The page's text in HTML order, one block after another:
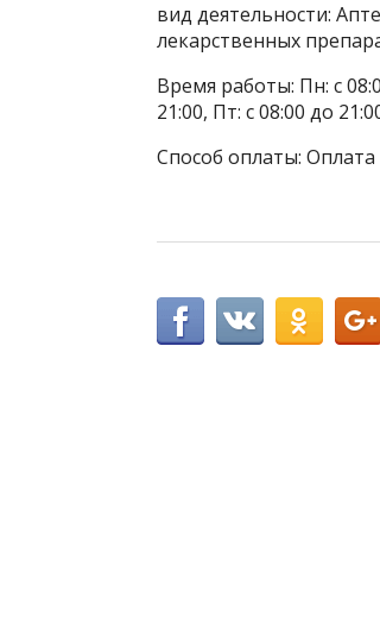
вид деятельности:
лекарственных
Время работы: Пн: с
21:00, Пт: с 08:00 до
Способ оплаты: